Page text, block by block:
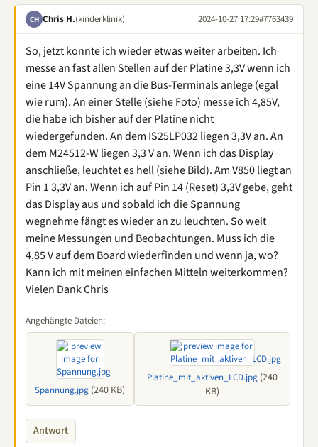
CH Chris H.(kinderklinik) 2024-10-27 17:29#7763439
So, jetzt konnte ich wieder etwas weiter arbeiten. Ich
messe an fast allen Stellen auf der Platine 3,3V wenn ich
eine 14V Spannung an die Bus-Terminals anlege (egal
wie rum). An einer Stelle (siehe Foto) messe ich 4,85V,
die habe ich bisher auf der Platine nicht
wiedergefunden. An dem IS25LP032 liegen 3,3V an. An
dem M24512-W liegen 3,3 V an. Wenn ich das Display
anschließe, leuchtet es hell (siehe Bild). Am V850 liegt an
Pin 1 3,3V an. Wenn ich auf Pin 14 (Reset) 3,3V gebe, geht
das Display aus und sobald ich die Spannung
wegnehme fängt es wieder an zu leuchten. So weit
meine Messungen und Beobachtungen. Muss ich die
4,85 V auf dem Board wiederfinden und wenn ja, wo?
Kann ich mit meinen einfachen Mitteln weiterkommen?
Vielen Dank Chris
Angehängte Dateien:
Spannung.jpg (240 KB)
Platine_mit_aktiven_LCD.jpg (240
KB)
Antwort